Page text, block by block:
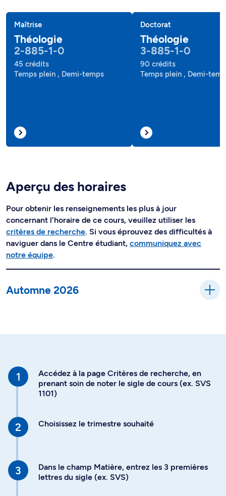
Maîtrise
Théologie
2-885-1-0
45 crédits
Temps plein , Demi-temps
Doctorat
Théologie
3-885-1-0
90 crédits
Temps plein , Demi-
Aperçu des horaires
Pour obtenir les renseignements les plus à jour
concernant l'horaire de ce cours, veuillez utiliser les
critères de recherche. Si vous éprouvez des difficultés à
naviguer dans le Centre étudiant, communiquez avec
notre équipe.
Automne 2026
Accédez à la page Critères de recherche, en
prenant soin de noter le sigle de cours (ex. SVS
1101)
Choisissez le trimestre souhaité
Dans le champ Matière, entrez les 3 premières
lettres du sigle (ex. SVS)